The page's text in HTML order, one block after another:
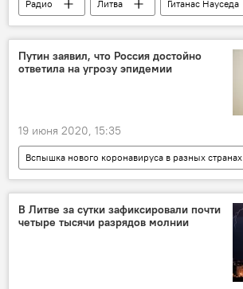
Радио Литва
Гитанас Науседа
Даля Грибаускайте
президент
Путин заявил, что Россия достойно
ответила на угрозу эпидемии
19 июня 2020, 15:35
Вспышка нового коронавируса в разных странах
В России
В мире
Россия
Владимир Путин
коронавирус
В Литве за сутки зафиксировали почти
четыре тысячи разрядов молнии